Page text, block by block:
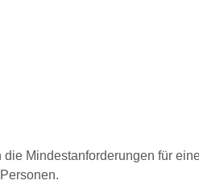
Mindestanforderungen für